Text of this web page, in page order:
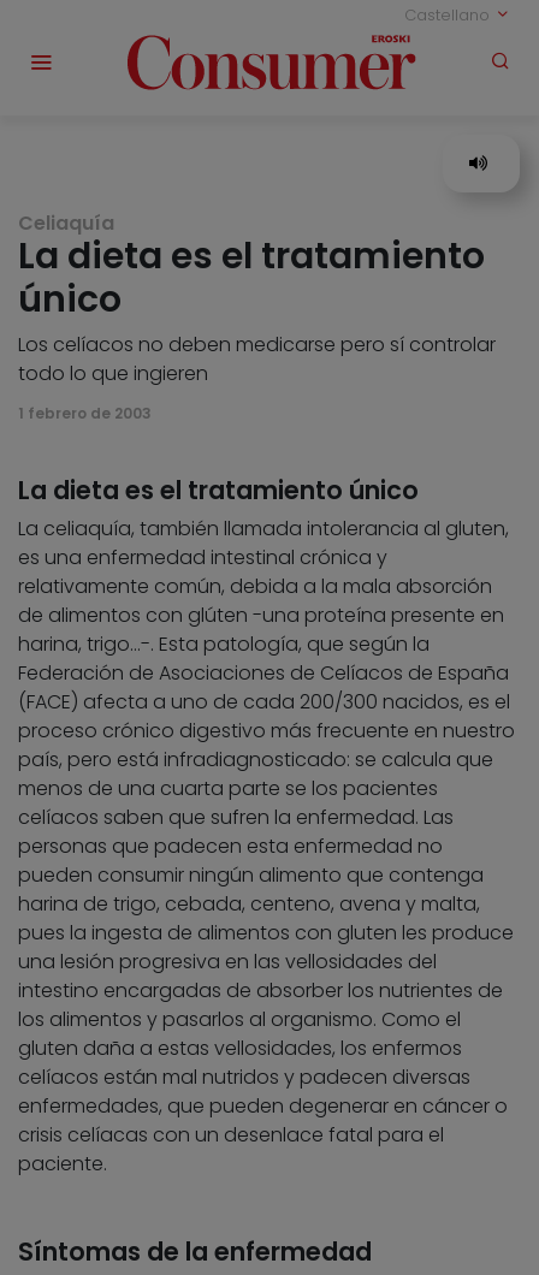
Castellano
Celiaquía
La dieta es el tratamiento
único
Los celíacos no deben medicarse pero sí controlar
todo lo que ingieren
1 febrero de 2003
La dieta es el tratamiento único
La celiaquía, también llamada intolerancia al gluten,
es una enfermedad intestinal crónica y
relativamente común, debida a la mala absorción
de alimentos con glúten -una proteína presente en
harina, trigo…-. Esta patología, que según la
Federación de Asociaciones de Celíacos de España
(FACE) afecta a uno de cada 200/300 nacidos, es el
proceso crónico digestivo más frecuente en nuestro
país, pero está infradiagnosticado: se calcula que
menos de una cuarta parte se los pacientes
celíacos saben que sufren la enfermedad. Las
personas que padecen esta enfermedad no
pueden consumir ningún alimento que contenga
harina de trigo, cebada, centeno, avena y malta,
pues la ingesta de alimentos con gluten les produce
una lesión progresiva en las vellosidades del
intestino encargadas de absorber los nutrientes de
los alimentos y pasarlos al organismo. Como el
gluten daña a estas vellosidades, los enfermos
celíacos están mal nutridos y padecen diversas
enfermedades, que pueden degenerar en cáncer o
crisis celíacas con un desenlace fatal para el
paciente.
Síntomas de la enfermedad